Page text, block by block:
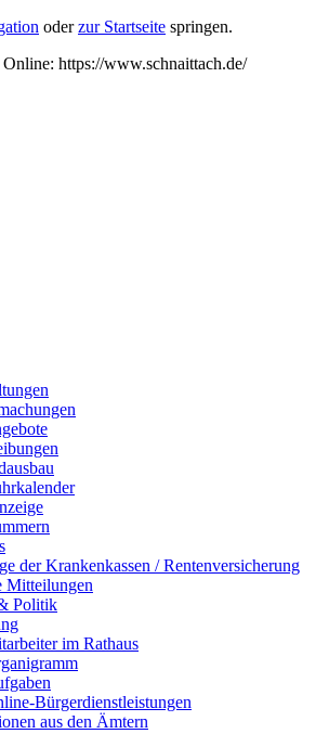
oderzur Startseite springen.
Online: https://www.schnaittach.de/
der Krankenkassen / Rentenversicherung
Mitteilungen
Politik
im Rathaus
Bürgerdienstleistungen
aus den Ämtern